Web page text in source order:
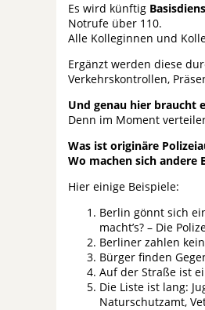
Es wird künftig
Notrufe über 110.
Alle Kolleginnen und
Ergänzt werden diese
Verkehrskontrollen,
Und genau hier braucht
Denn im Moment
Was ist originäre
Wo machen sich andere
Hier einige Beispiele:
Berlin gönnt sich
macht’s? – Die
Berliner zahlen
Bürger finden
Auf der Straße ist
Die Liste ist lang:
Naturschutzamt,